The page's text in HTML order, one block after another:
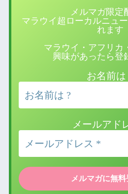
メルマガ限定
マラウイ超ローカルニュ
れます
マラウイ・アフリカ
興味があったら登
お名前は
メールアド